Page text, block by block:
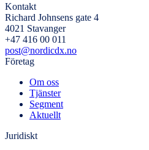
Kontakt
Richard Johnsens gate 4
4021 Stavanger
+47 416 00 011
post@nordicdx.no
Företag
Om oss
Tjänster
Segment
Aktuellt
Juridiskt